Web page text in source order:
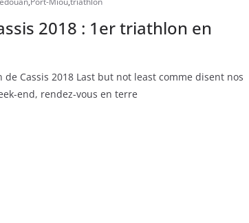
2018 : 1er triathlon en
Cassis 2018 Last but not least comme disent nos
end, rendez-vous en terre